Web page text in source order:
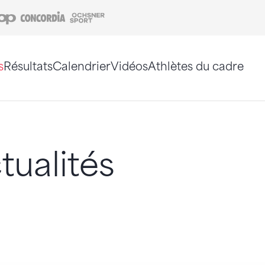
Coop Concordia
RésultatsCalendrierVidéosAthlètes du cadre